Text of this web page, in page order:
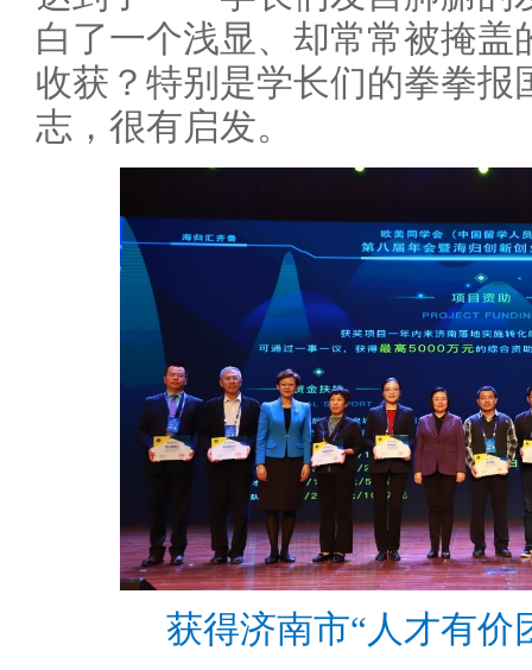
白了一个浅显、却常常被掩盖
收获？特别是学长们的拳拳报
志，很有启发。
获得济南市“人才有价